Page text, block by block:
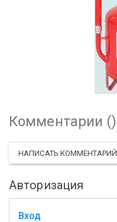
Комментарии ()
НАПИСАТЬ КОММЕНТАРИЙ
Авторизация
Вход